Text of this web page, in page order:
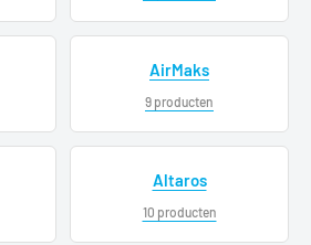
AirMaks
9 producten
Altaros
10 producten